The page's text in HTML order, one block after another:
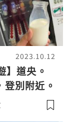
2023.10.12
】道央。
別附近。
食燒白老